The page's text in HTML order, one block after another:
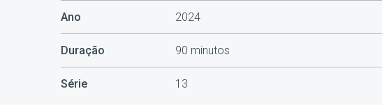
Ano 2024
Duração 90 minutos
Série 13